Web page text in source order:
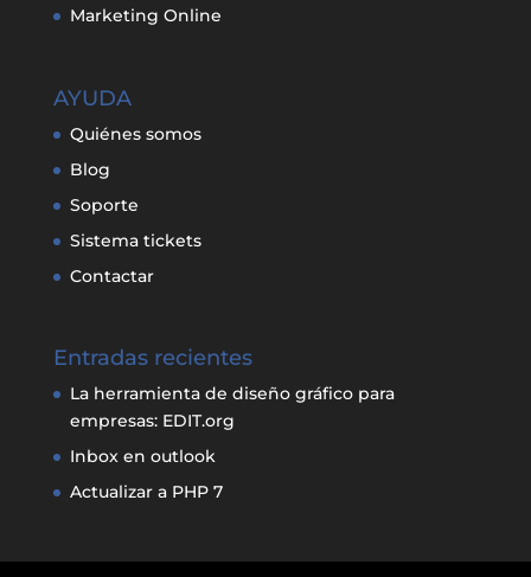
Marketing Online
AYUDA
Quiénes somos
Blog
Soporte
Sistema tickets
Contactar
Entradas recientes
La herramienta de diseño gráfico para
empresas: EDIT.org
Inbox en outlook
Actualizar a PHP 7